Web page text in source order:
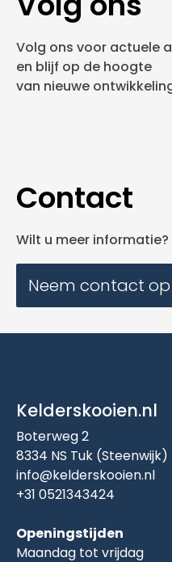
Volg ons voor actuele
en blijf op de hoogte
van nieuwe
Contact
Wilt u meer informatie?
Neem contact op
Kelderskooien.nl
Boterweg 2
8334 NS Tuk (Steenwijk)
info@kelderskooien.nl
+31 0521343424
Openingstijden
Maandag tot vrijdag